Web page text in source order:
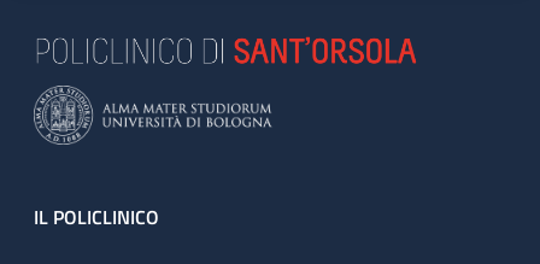
Footer
IL POLICLINICO